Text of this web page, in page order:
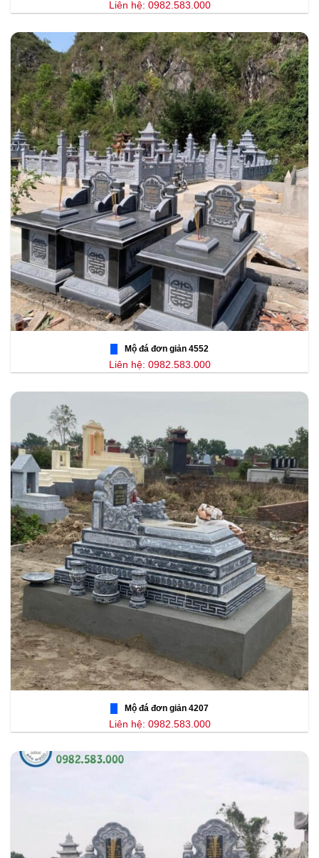
Liên hệ: 0982.583.000
Mộ đá đơn giản 4552
Liên hệ: 0982.583.000
Mộ đá đơn giản 4207
Liên hệ: 0982.583.000